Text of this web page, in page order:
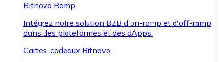
Bitnovo Ramp
Intégrez notre solution B2B d'on-ramp et d'off-ramp
dans des plateformes et des dApps.
Cartes-cadeaux Bitnovo